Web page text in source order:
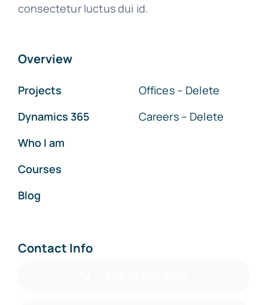
consectetur luctus dui id.
Overview
Projects
Dynamics 365
Who I am
Courses
Blog
Offices – Delete
Careers – Delete
Contact Info